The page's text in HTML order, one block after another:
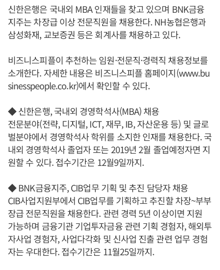
신한은행은 국내외 MBA 인재들을 찾고 있으며 BNK금융
지주는 차장급 이상 전문직원을 채용한다. NH농협은행과
삼성화재, 교보증권 등은 회계사를 채용하고 있다.
비즈니스피플이 추천하는 임원·전문직·경력직 채용정보를
소개한다. 자세한 내용은 비즈니스피플 홈페이지(www.bu
sinesspeople.co.kr)에서 확인할 수 있다.
◆ 신한은행, 국내외 경영학석사(MBA) 채용
전문분야(전략, 디지털, ICT, 재무, IB, 자산운용 등) 및 글로
벌분야에서 경영학석사 학위를 소지한 인재를 채용한다. 국
내외 경영학석사 졸업자 또는 2019년 2월 졸업예정자면 지
원할 수 있다. 접수기간은 12월9일까지.
◆ BNK금융지주, CIB업무 기획 및 추진 담당자 채용
CIB사업지원부에서 CIB업무를 기획하고 추진할 차장~부부
장급 전문직원을 채용한다. 관련 경력 5년 이상이면 지원
가능하며 금융기관 기업투자금융 관련 기획 경험자, 해외투
자사업 경험자, 사업다각화 및 신사업 진출 관련 업무 경험
자는 우대한다. 접수기간은 11월25일까지.